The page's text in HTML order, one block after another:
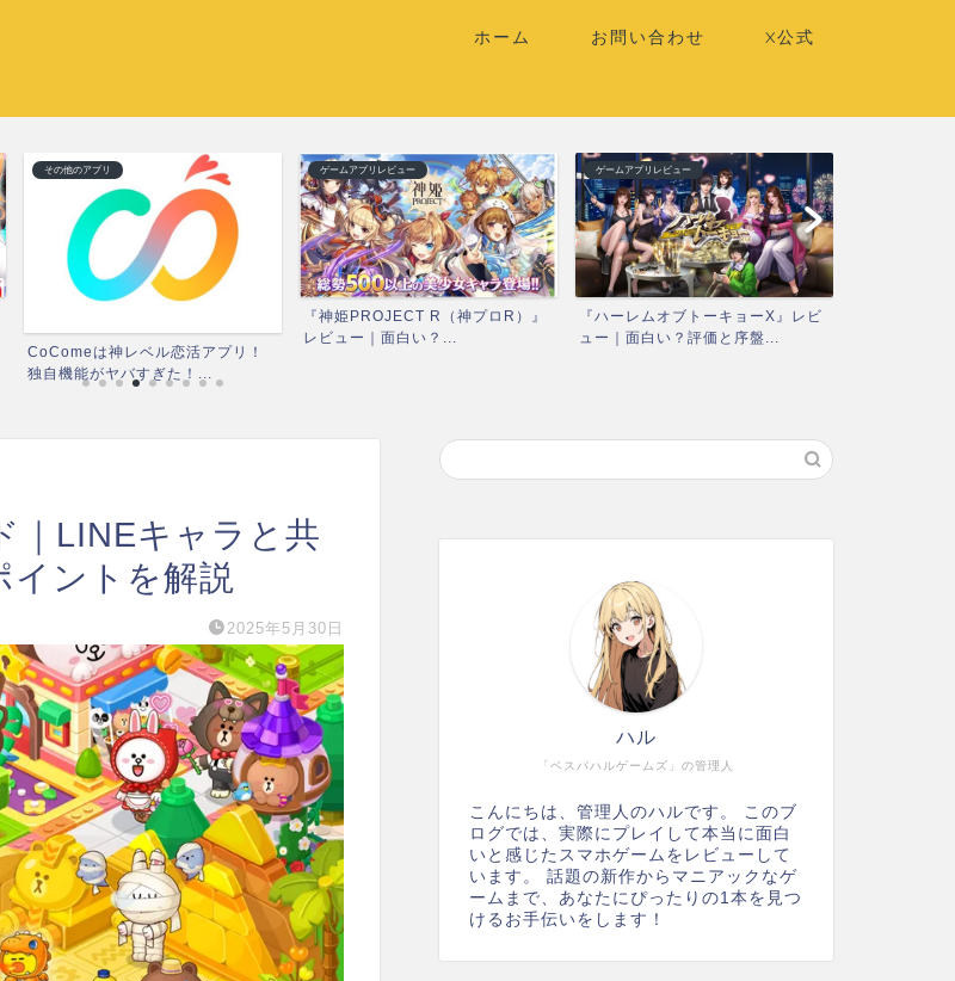
ホーム お問い合わせ X公式
その他のアプリ
CoComeは神レベル恋活アプリ！
独自機能がヤバすぎた！...
ゲームアプリレビュー
『神姫PROJECT R（神プロR）』
レビュー｜面白い？...
ゲームアプリレビュー
『ハーレムオブトーキョーX』レビ
ュー｜面白い？評価と序盤...
｜LINEキャラと共
イントを解説
2025年5月30日
「ベスパハルゲームズ」の管理人
ハル
こんにちは、管理人のハルです。 このブ
ログでは、実際にプレイして本当に面白
いと感じたスマホゲームをレビューして
います。 話題の新作からマニアックなゲ
ームまで、あなたにぴったりの1本を見つ
けるお手伝いをします！